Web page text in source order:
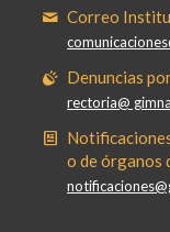
Correo
Denuncias
rectoria@
o de órganos